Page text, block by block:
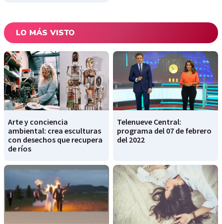
LO MÁS VISTO
Arte y conciencia
ambiental: crea esculturas
con desechos que recupera
de ríos
Telenueve Central:
programa del 07 de febrero
del 2022